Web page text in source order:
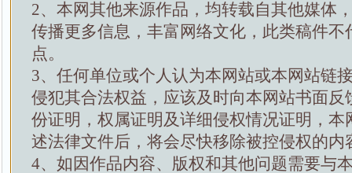
2、本网其他来源作品，均转载自其他媒体
传播更多信息，丰富网络文化，此类稿件不
点。
3、任何单位或个人认为本网站或本网站链
侵犯其合法权益，应该及时向本网站书面反
份证明，权属证明及详细侵权情况证明，本
述法律文件后，将会尽快移除被控侵权的内
4、如因作品内容、版权和其他问题需要与